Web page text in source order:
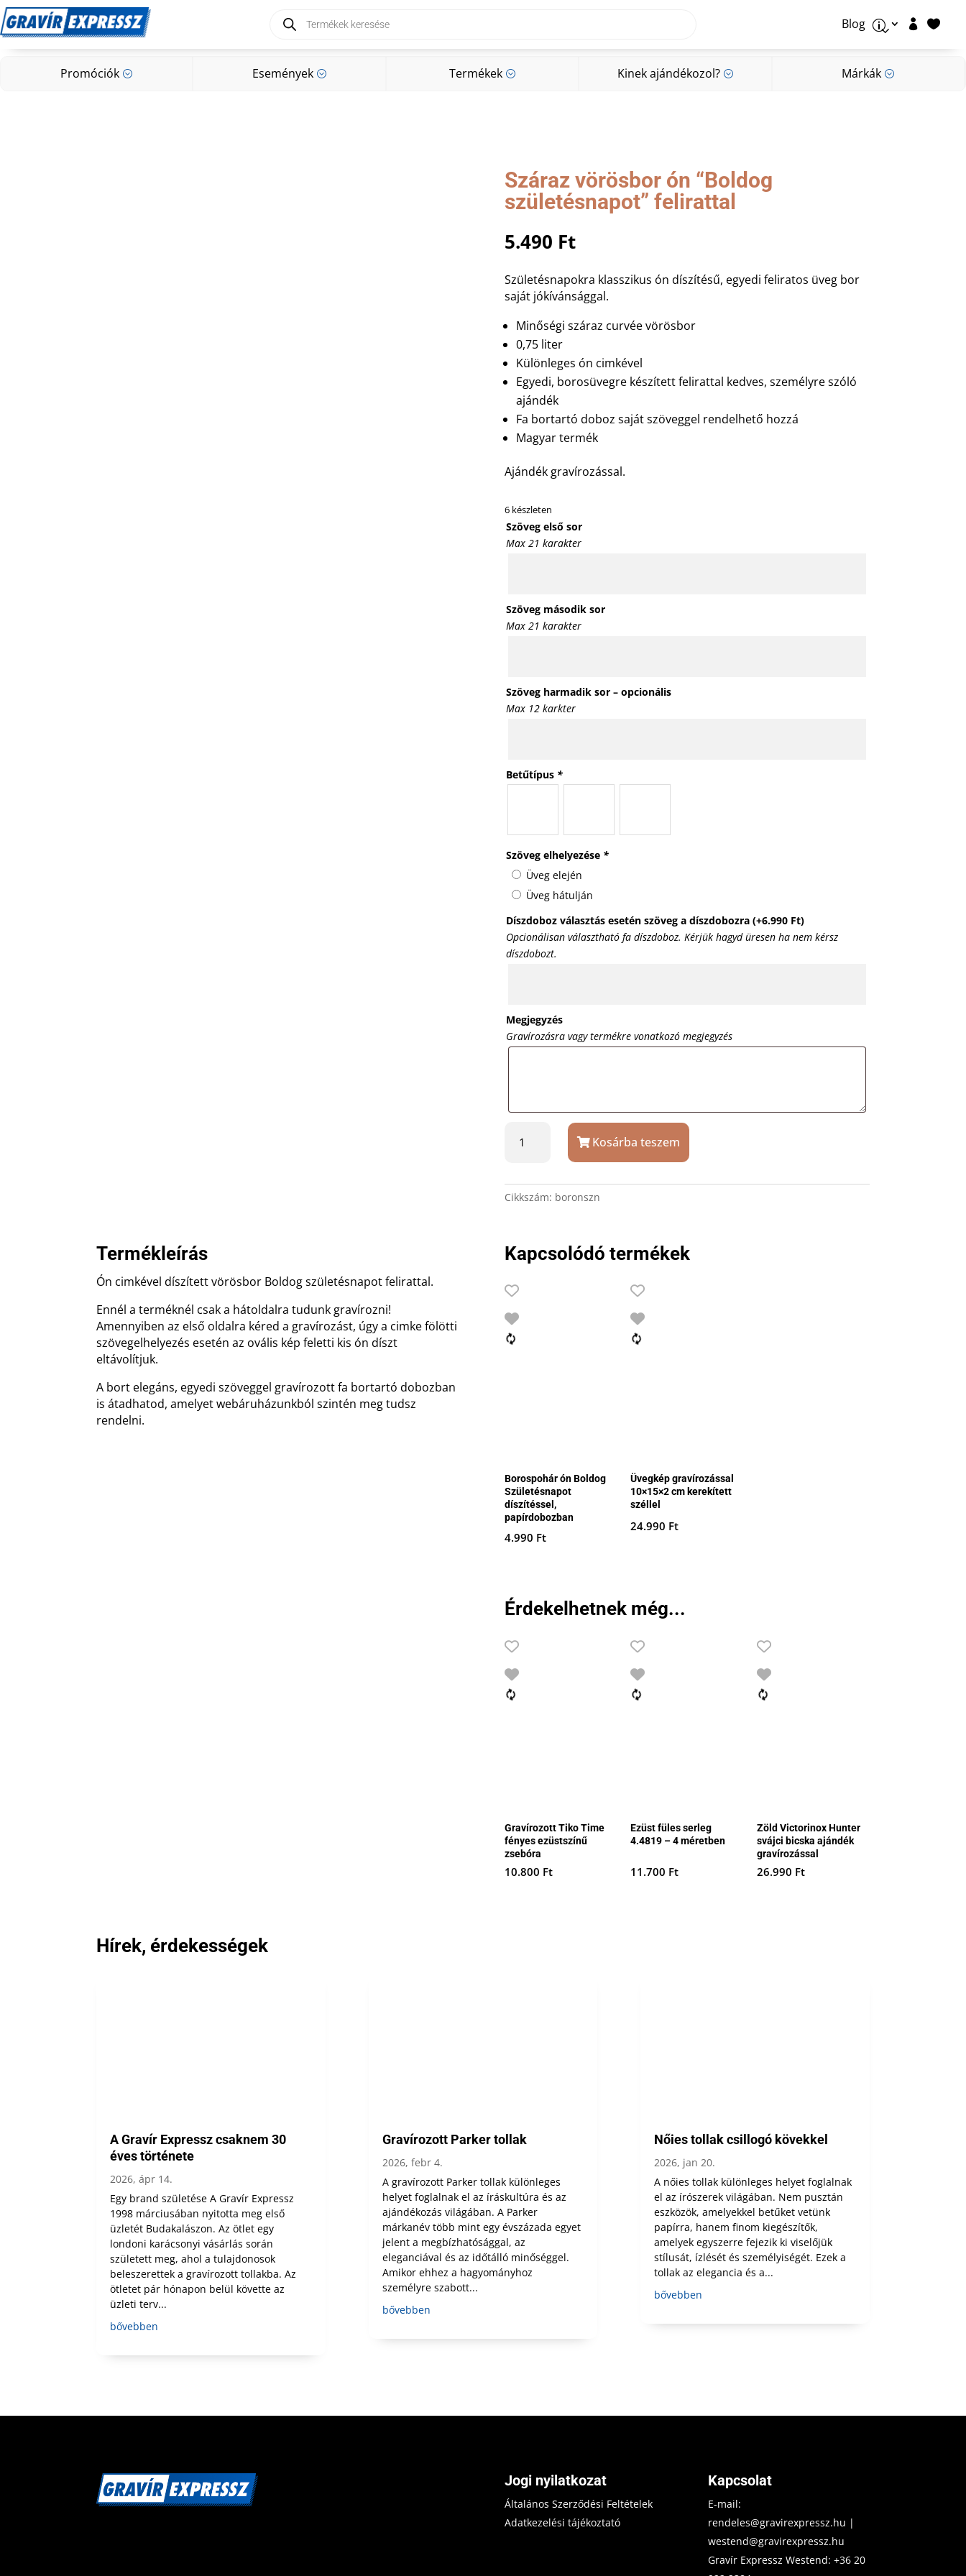
search Blog p  
Promóciók ; Események ; Termékek ; Kinek ajándékozol? ; Márkák ;
Promóciók; Események Márkák;
Száraz vörösbor ón “Boldog
születésnapot” felirattal
5.490 Ft
Születésnapokra klasszikus ón díszítésű, egyedi feliratos üveg bor
saját jókívánsággal.
Minőségi száraz curvée vörösbor
0,75 liter
Különleges ón cimkével
Egyedi, borosüvegre készített felirattal kedves, személyre szóló
ajándék
Fa bortartó doboz saját szöveggel rendelhető hozzá
Magyar termék
Ajándék gravírozással.
6 készleten
Szöveg első sor
Max 21 karakter
Szöveg második sor
Max 21 karakter
Szöveg harmadik sor – opcionális
Max 12 karkter
Betűtípus *
Szöveg elhelyezése *
Üveg elején
Üveg hátulján
Díszdoboz választás esetén szöveg a díszdobozra (+6.990 Ft)
Opcionálisan választható fa díszdoboz. Kérjük hagyd üresen ha nem kérsz
díszdobozt.
Megjegyzés
Gravírozásra vagy termékre vonatkozó megjegyzés
vörösbor
születésnapot”
Kosárba teszem
Cikkszám: boronszn
Termékleírás
Ón cimkével díszített vörösbor Boldog születésnapot felirattal.
Ennél a terméknél csak a hátoldalra tudunk gravírozni!
Amennyiben az első oldalra kéred a gravírozást, úgy a cimke fölötti
szövegelhelyezés esetén az ovális kép feletti kis ón díszt
eltávolítjuk.
A bort elegáns, egyedi szöveggel gravírozott fa bortartó dobozban
is átadhatod, amelyet webáruházunkból szintén meg tudsz
rendelni.
Kapcsolódó termékek
Borospohár ón Boldog
Születésnapot
díszítéssel,
papírdobozban
4.990 Ft
Üvegkép gravírozással
10×15×2 cm kerekített
széllel
24.990 Ft
Érdekelhetnek még...
Gravírozott Tiko Time
fényes ezüstszínű
zsebóra
10.800 Ft
Ezüst füles serleg
4.4819 – 4 méretben
11.700 Ft
Zöld Victorinox Hunter
svájci bicska ajándék
gravírozással
26.990 Ft
Hírek, érdekességek
A Gravír Expressz csaknem 30
éves története
2026, ápr 14.
Egy brand születése A Gravír Expressz
1998 márciusában nyitotta meg első
üzletét Budakalászon. Az ötlet egy
londoni karácsonyi vásárlás során
született meg, ahol a tulajdonosok
beleszerettek a gravírozott tollakba. Az
ötletet pár hónapon belül követte az
üzleti terv...
bővebben
Gravírozott Parker tollak
2026, febr 4.
A gravírozott Parker tollak különleges
helyet foglalnak el az íráskultúra és az
ajándékozás világában. A Parker
márkanév több mint egy évszázada egyet
jelent a megbízhatósággal, az
eleganciával és az időtálló minőséggel.
Amikor ehhez a hagyományhoz
személyre szabott...
bővebben
Nőies tollak csillogó kövekkel
2026, jan 20.
A nőies tollak különleges helyet foglalnak
el az írószerek világában. Nem pusztán
eszközök, amelyekkel betűket vetünk
papírra, hanem finom kiegészítők,
amelyek egyszerre fejezik ki viselőjük
stílusát, ízlését és személyiségét. Ezek a
tollak az elegancia és a...
bővebben
Jogi nyilatkozat
Általános Szerződési Feltételek
Adatkezelési tájékoztató
Kapcsolat
E-mail:
rendeles@gravirexpressz.hu |
westend@gravirexpressz.hu
Gravír Expressz Westend:+36 20